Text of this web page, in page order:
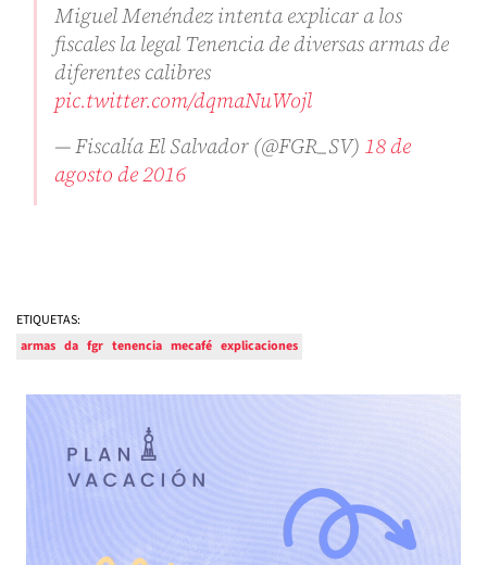
Miguel Menéndez intenta explicar a los
fiscales la legal Tenencia de diversas armas de
diferentes calibres
pic.twitter.com/dqmaNuWojl
— Fiscalía El Salvador (@FGR_SV) 18 de
agosto de 2016
ETIQUETAS:
armas da fgr tenencia mecafé explicaciones